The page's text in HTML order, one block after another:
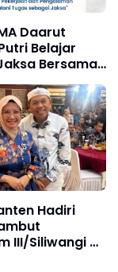
Daarut
Belajar
Bersama
Huzaemah
Hadiri
III/Siliwangi di